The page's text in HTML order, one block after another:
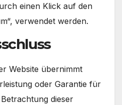
einen Klick auf den
verwendet werden.
Website übernimmt
oder Garantie für
dieser